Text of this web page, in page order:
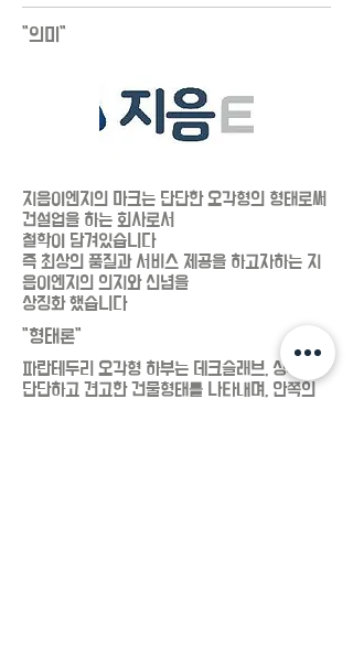
"의미"
지음이엔지의 마크는 단단한 오각형의 형태로써
건설업을 하는 회사로서
철학이 담겨있습니다
즉 최상의 품질과 서비스 제공을 하고자하는 지
음이엔지의 의지와 신념을
​상징화 했습니다
"형태론"
파란테두리 오각형 하부는 데크슬래브, 상부는
단단하고 견고한 건물형태를 나타내며, ​ 안쪽의